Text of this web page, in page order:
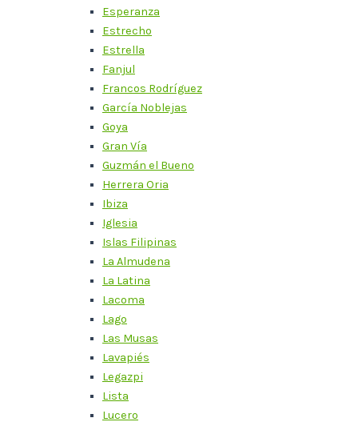
Esperanza
Estrecho
Estrella
Fanjul
Francos Rodríguez
García Noblejas
Goya
Gran Vía
Guzmán el Bueno
Herrera Oria
Ibiza
Iglesia
Islas Filipinas
La Almudena
La Latina
Lacoma
Lago
Las Musas
Lavapiés
Legazpi
Lista
Lucero